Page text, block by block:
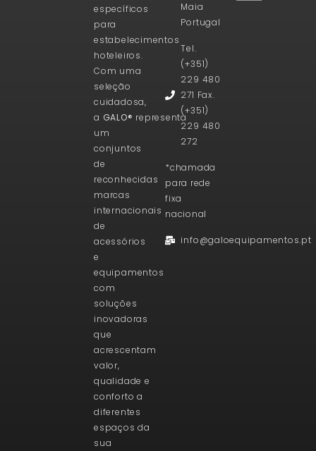
específicos
para
estabelecimentos
hoteleiros.
Com uma
seleção
cuidadosa,
a GALO® representa
um
conjuntos
de
reconhecidas
marcas
internacionais
de
acessórios
e
equipamentos
com
soluções
inovadoras
que
acrescentam
valor,
qualidade e
conforto a
diferentes
espaços da
sua
Maia
Portugal
Tel.
(+351)
229 480
271 Fax.
(+351)
229 480
272
*chamada
para rede
fixa
nacional
info@galoequipamentos.pt